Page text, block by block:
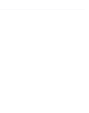
maintenant et